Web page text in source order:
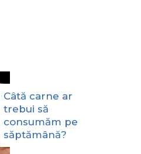
Câtă carne ar
trebui să
consumăm pe
săptămână?